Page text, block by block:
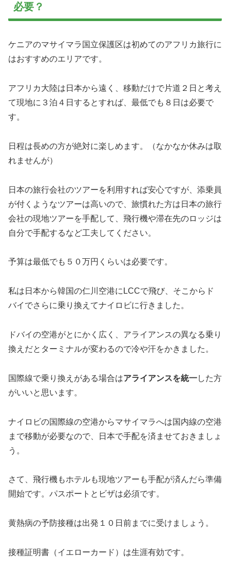
必要？
ケニアのマサイマラ国立保護区は初めてのアフリカ旅行に
はおすすめのエリアです。
アフリカ大陸は日本から遠く、移動だけで片道２日と考え
て現地に３泊４日するとすれば、最低でも８日は必要で
す。
日程は長めの方が絶対に楽しめます。（なかなか休みは取
れませんが）
日本の旅行会社のツアーを利用すれば安心ですが、添乗員
が付くようなツアーは高いので、旅慣れた方は日本の旅行
会社の現地ツアーを手配して、飛行機や滞在先のロッジは
自分で手配するなど工夫してください。
予算は最低でも５０万円くらいは必要です。
私は日本から韓国の仁川空港にLCCで飛び、そこからド
バイでさらに乗り換えてナイロビに行きました。
ドバイの空港がとにかく広く、アライアンスの異なる乗り
換えだとターミナルが変わるので冷や汗をかきました。
国際線で乗り換えがある場合はアライアンスを統一した方
がいいと思います。
ナイロビの国際線の空港からマサイマラへは国内線の空港
まで移動が必要なので、日本で手配を済ませておきましょ
う。
さて、飛行機もホテルも現地ツアーも手配が済んだら準備
開始です。パスポートとビザは必須です。
黄熱病の予防接種は出発１０日前までに受けましょう。
接種証明書（イエローカード）は生涯有効です。